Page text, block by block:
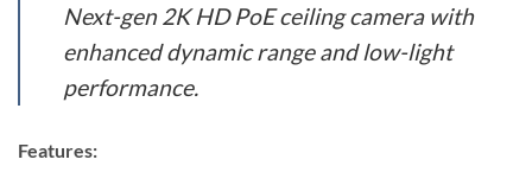
Next-gen 2K HD PoE ceiling camera with
enhanced dynamic range and low-light
performance.
Features: